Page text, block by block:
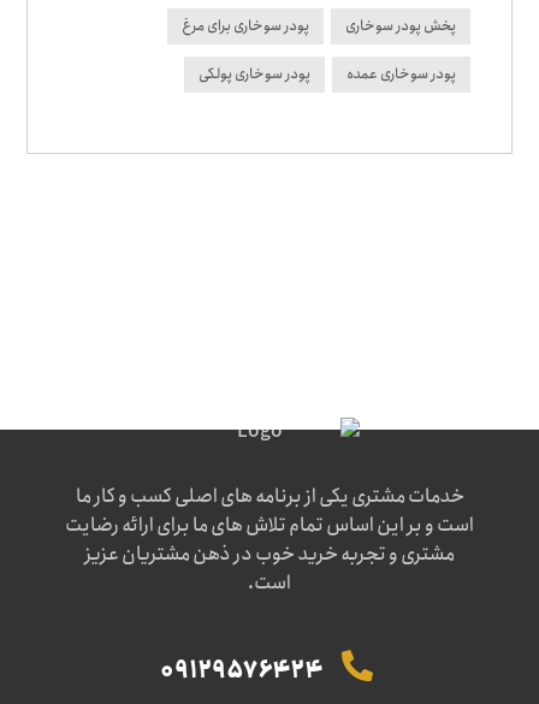
پخش پودر سوخاری پودر سوخاری برای مرغ
پودر سوخاری عمده پودر سوخاری پولکی
خدمات مشتری یکی از برنامه های اصلی کسب و کار ما
است و بر این اساس تمام تلاش های ما برای ارائه رضایت
مشتری و تجربه خرید خوب در ذهن مشتریان عزیز
است.
09129576424